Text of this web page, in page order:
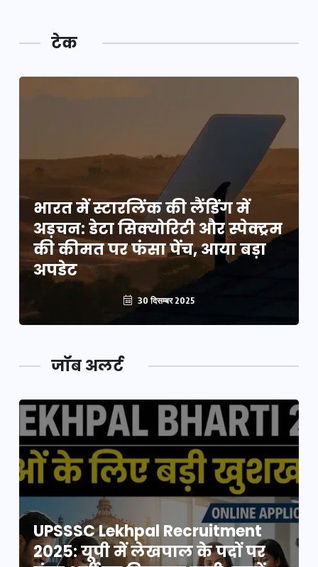
टेक
भारत में स्टारलिंक की लैंडिंग में
अड़चन: डेटा सिक्योरिटी और स्पेक्ट्रम
की कीमत पर फंसा पेंच, आया बड़ा
अपडेट
30 दिसम्बर 2025
जॉब अलर्ट
UPSSSC Lekhpal Recruitment
2025: यूपी में लेखपाल के पदों पर